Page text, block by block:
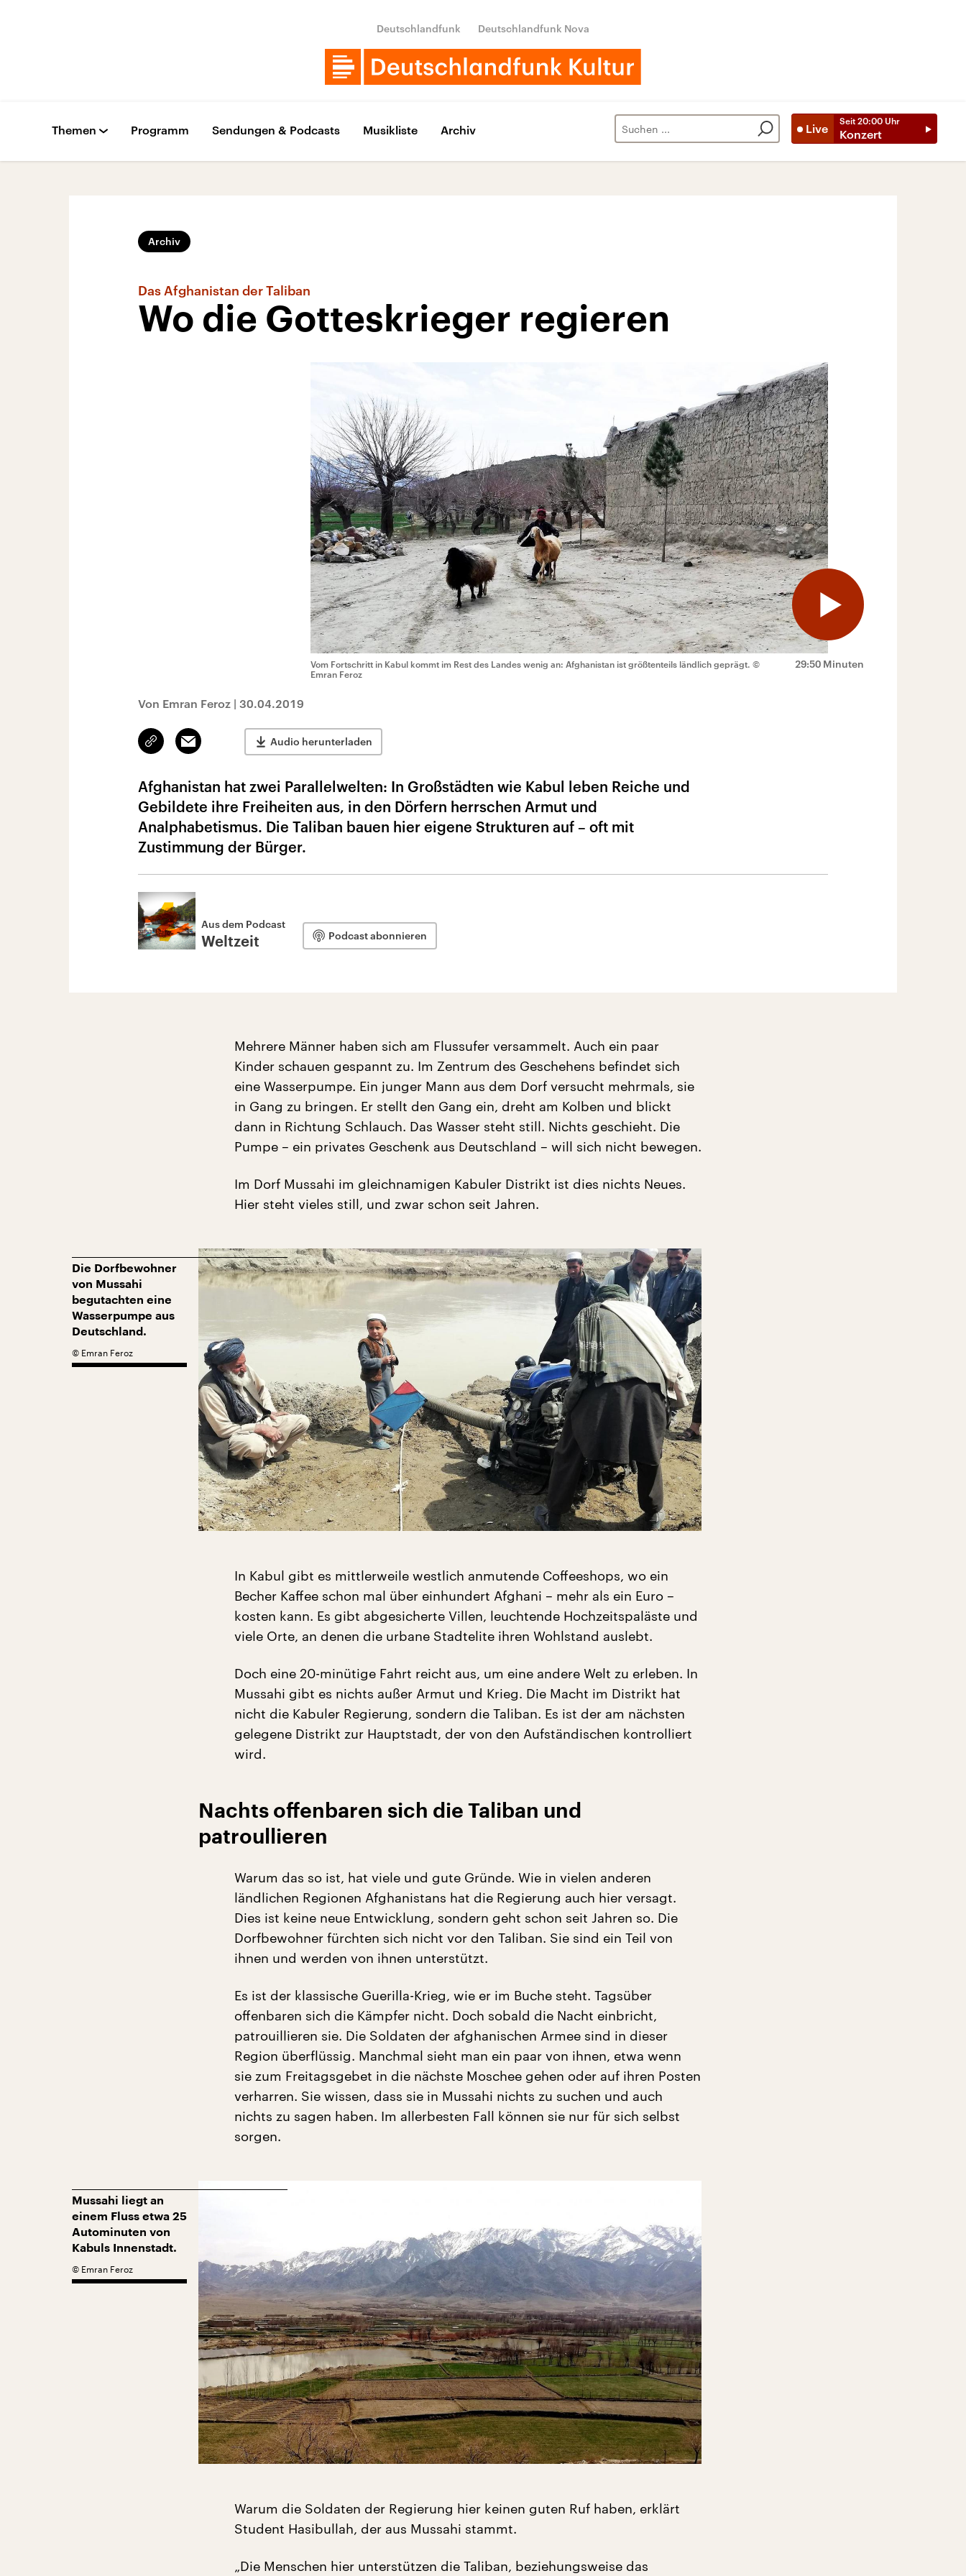
Deutschlandfunk Deutschlandfunk Nova
Live
Seit 20:00 Uhr
Konzert
Themen Programm Sendungen & Podcasts Musikliste Archiv
Archiv
Das Afghanistan der Taliban
Wo die Gotteskrieger regieren
29:50 Minuten
Vom Fortschritt in Kabul kommt im Rest des Landes wenig an: Afghanistan ist größtenteils ländlich geprägt. ©
Emran Feroz
Von Emran Feroz | 30.04.2019
Link
kopieren/teilen
Email Audio herunterladen
Afghanistan hat zwei Parallelwelten: In Großstädten wie Kabul leben Reiche und
Gebildete ihre Freiheiten aus, in den Dörfern herrschen Armut und
Analphabetismus. Die Taliban bauen hier eigene Strukturen auf – oft mit
Zustimmung der Bürger.
Aus dem Podcast
Weltzeit Podcast abonnieren
Mehrere Männer haben sich am Flussufer versammelt. Auch ein paar
Kinder schauen gespannt zu. Im Zentrum des Geschehens befindet sich
eine Wasserpumpe. Ein junger Mann aus dem Dorf versucht mehrmals, sie
in Gang zu bringen. Er stellt den Gang ein, dreht am Kolben und blickt
dann in Richtung Schlauch. Das Wasser steht still. Nichts geschieht. Die
Pumpe – ein privates Geschenk aus Deutschland – will sich nicht bewegen.
Im Dorf Mussahi im gleichnamigen Kabuler Distrikt ist dies nichts Neues.
Hier steht vieles still, und zwar schon seit Jahren.
Die Dorfbewohner
von Mussahi
begutachten eine
Wasserpumpe aus
Deutschland.
© Emran Feroz
In Kabul gibt es mittlerweile westlich anmutende Coffeeshops, wo ein
Becher Kaffee schon mal über einhundert Afghani – mehr als ein Euro –
kosten kann. Es gibt abgesicherte Villen, leuchtende Hochzeitspaläste und
viele Orte, an denen die urbane Stadtelite ihren Wohlstand auslebt.
Doch eine 20-minütige Fahrt reicht aus, um eine andere Welt zu erleben. In
Mussahi gibt es nichts außer Armut und Krieg. Die Macht im Distrikt hat
nicht die Kabuler Regierung, sondern die Taliban. Es ist der am nächsten
gelegene Distrikt zur Hauptstadt, der von den Aufständischen kontrolliert
wird.
Nachts offenbaren sich die Taliban und
patroullieren
Warum das so ist, hat viele und gute Gründe. Wie in vielen anderen
ländlichen Regionen Afghanistans hat die Regierung auch hier versagt.
Dies ist keine neue Entwicklung, sondern geht schon seit Jahren so. Die
Dorfbewohner fürchten sich nicht vor den Taliban. Sie sind ein Teil von
ihnen und werden von ihnen unterstützt.
Es ist der klassische Guerilla-Krieg, wie er im Buche steht. Tagsüber
offenbaren sich die Kämpfer nicht. Doch sobald die Nacht einbricht,
patrouillieren sie. Die Soldaten der afghanischen Armee sind in dieser
Region überflüssig. Manchmal sieht man ein paar von ihnen, etwa wenn
sie zum Freitagsgebet in die nächste Moschee gehen oder auf ihren Posten
verharren. Sie wissen, dass sie in Mussahi nichts zu suchen und auch
nichts zu sagen haben. Im allerbesten Fall können sie nur für sich selbst
sorgen.
Mussahi liegt an
einem Fluss etwa 25
Autominuten von
Kabuls Innenstadt.
© Emran Feroz
Warum die Soldaten der Regierung hier keinen guten Ruf haben, erklärt
Student Hasibullah, der aus Mussahi stammt.
„Die Menschen hier unterstützen die Taliban, beziehungsweise das